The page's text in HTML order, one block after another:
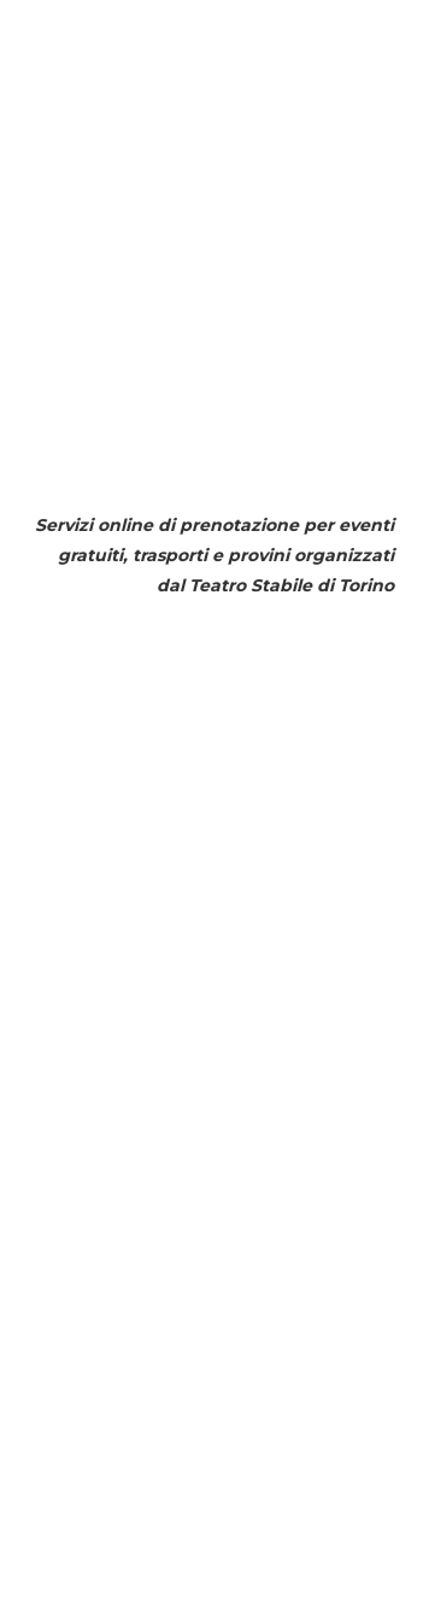
Servizi online di prenotazione per eventi
gratuiti, trasporti e provini organizzati
dal Teatro Stabile di Torino